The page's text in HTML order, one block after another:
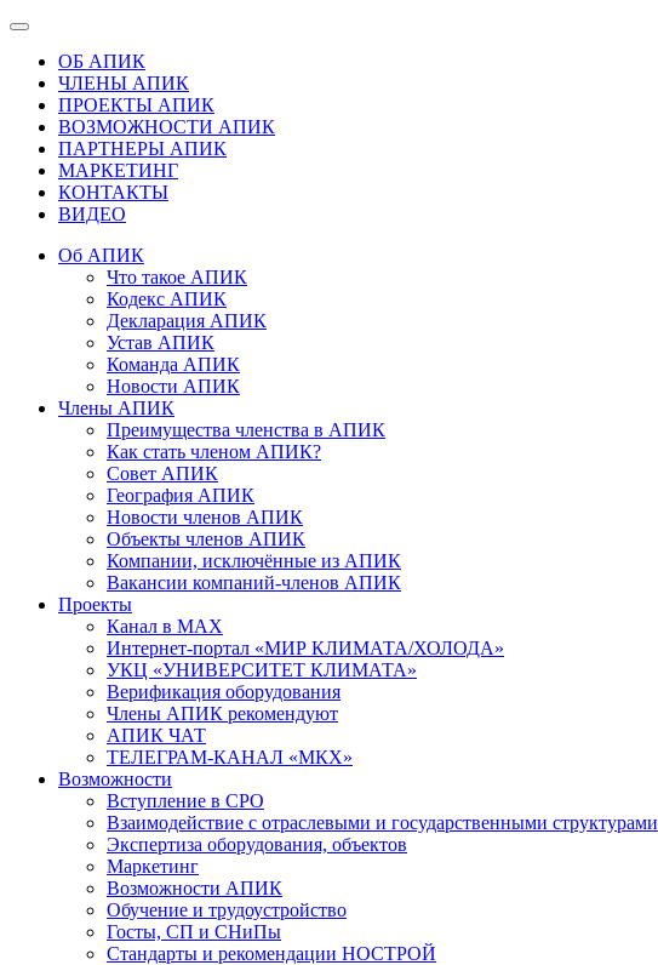
ОБ АПИК
ЧЛЕНЫ АПИК
ПРОЕКТЫ АПИК
ВОЗМОЖНОСТИ АПИК
ПАРТНЕРЫ АПИК
МАРКЕТИНГ
КОНТАКТЫ
ВИДЕО
Об АПИК
Что такое АПИК
Кодекс АПИК
Декларация АПИК
Устав АПИК
Команда АПИК
Новости АПИК
Члены АПИК
Преимущества членства в АПИК
Как стать членом АПИК?
Совет АПИК
География АПИК
Новости членов АПИК
Объекты членов АПИК
Компании, исключённые из АПИК
Вакансии компаний-членов АПИК
Проекты
Канал в MAX
Интернет-портал «МИР КЛИМАТА/ХОЛОДА»
УКЦ «УНИВЕРСИТЕТ КЛИМАТА»
Верификация оборудования
Члены АПИК рекомендуют
АПИК ЧАТ
ТЕЛЕГРАМ-КАНАЛ «МКХ»
Возможности
Вступление в СРО
Взаимодействие с отраслевыми и государственными структурами
Экспертиза оборудования, объектов
Маркетинг
Возможности АПИК
Обучение и трудоустройство
Госты, СП и СНиПы
Стандарты и рекомендации НОСТРОЙ